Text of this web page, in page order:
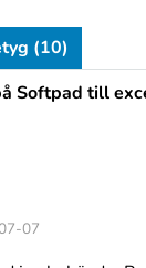
(10)
Softpad till
07